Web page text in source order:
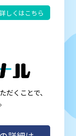
詳しくはこちら
くことで、